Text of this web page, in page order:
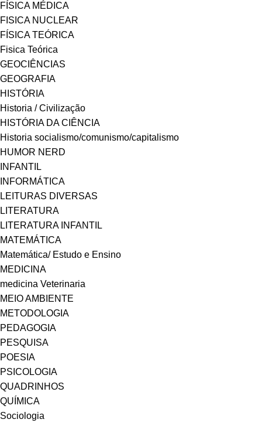
FÍSICA MÉDICA
FISICA NUCLEAR
FÍSICA TEÓRICA
Fisica Teórica
GEOCIÊNCIAS
GEOGRAFIA
HISTÓRIA
Historia / Civilização
HISTÓRIA DA CIÊNCIA
Historia socialismo/comunismo/capitalismo
HUMOR NERD
INFANTIL
INFORMÁTICA
LEITURAS DIVERSAS
LITERATURA
LITERATURA INFANTIL
MATEMÁTICA
Matemática/ Estudo e Ensino
MEDICINA
medicina Veterinaria
MEIO AMBIENTE
METODOLOGIA
PEDAGOGIA
PESQUISA
POESIA
PSICOLOGIA
QUADRINHOS
QUÍMICA
Sociologia